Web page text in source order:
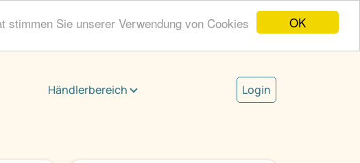
OK
Sie unserer Verwendung von Cookies
Händlerbereich Login